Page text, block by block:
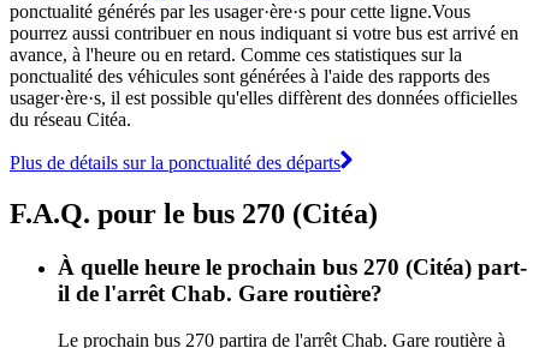
ponctualité générés par les usager·ère·s pour cette ligne.Vous
pourrez aussi contribuer en nous indiquant si votre bus est arrivé en
avance, à l'heure ou en retard. Comme ces statistiques sur la
ponctualité des véhicules sont générées à l'aide des rapports des
usager·ère·s, il est possible qu'elles diffèrent des données officielles
du réseau Citéa.
Plus de détails sur la ponctualité des départs
F.A.Q. pour le bus 270 (Citéa)
À quelle heure le prochain bus 270 (Citéa) part-
il de l'arrêt Chab. Gare routière?
Le prochain bus 270 partira de l'arrêt Chab. Gare routière à